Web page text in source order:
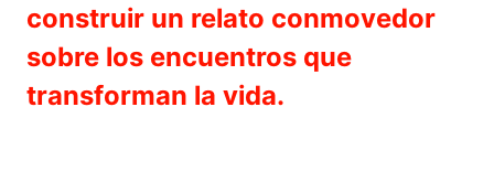
construir un relato conmovedor
sobre los encuentros que
transforman la vida.